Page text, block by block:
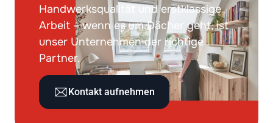
Handwerksqualität und erstklassige
Arbeit – wenn es um Dächer geht, ist
unser Unternehmen der richtige
Partner.
Kontakt aufnehmen